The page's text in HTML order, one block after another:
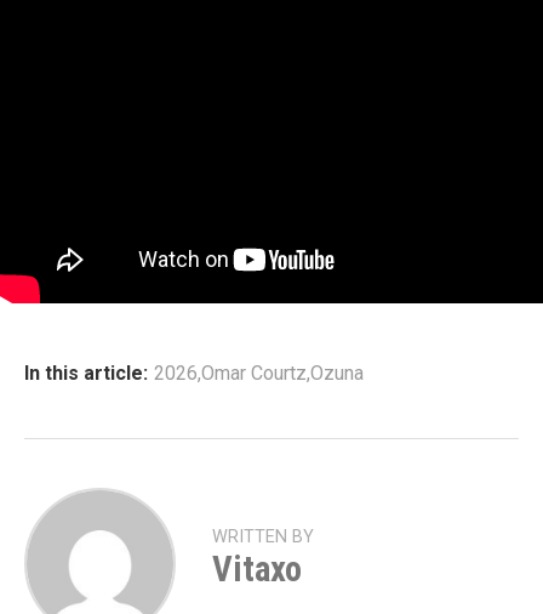
In this article: 2026,Omar Courtz,Ozuna
WRITTEN BY
Vitaxo